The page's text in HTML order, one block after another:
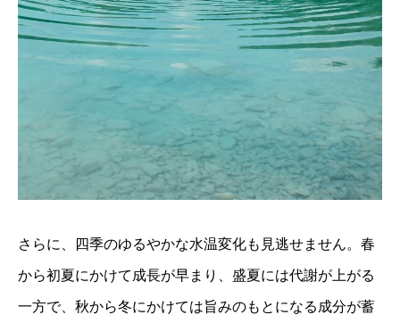
さらに、四季のゆるやかな水温変化も見逃せません。春
から初夏にかけて成長が早まり、盛夏には代謝が上がる
一方で、秋から冬にかけては旨みのもとになる成分が蓄